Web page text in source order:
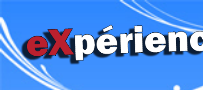
au
contenu